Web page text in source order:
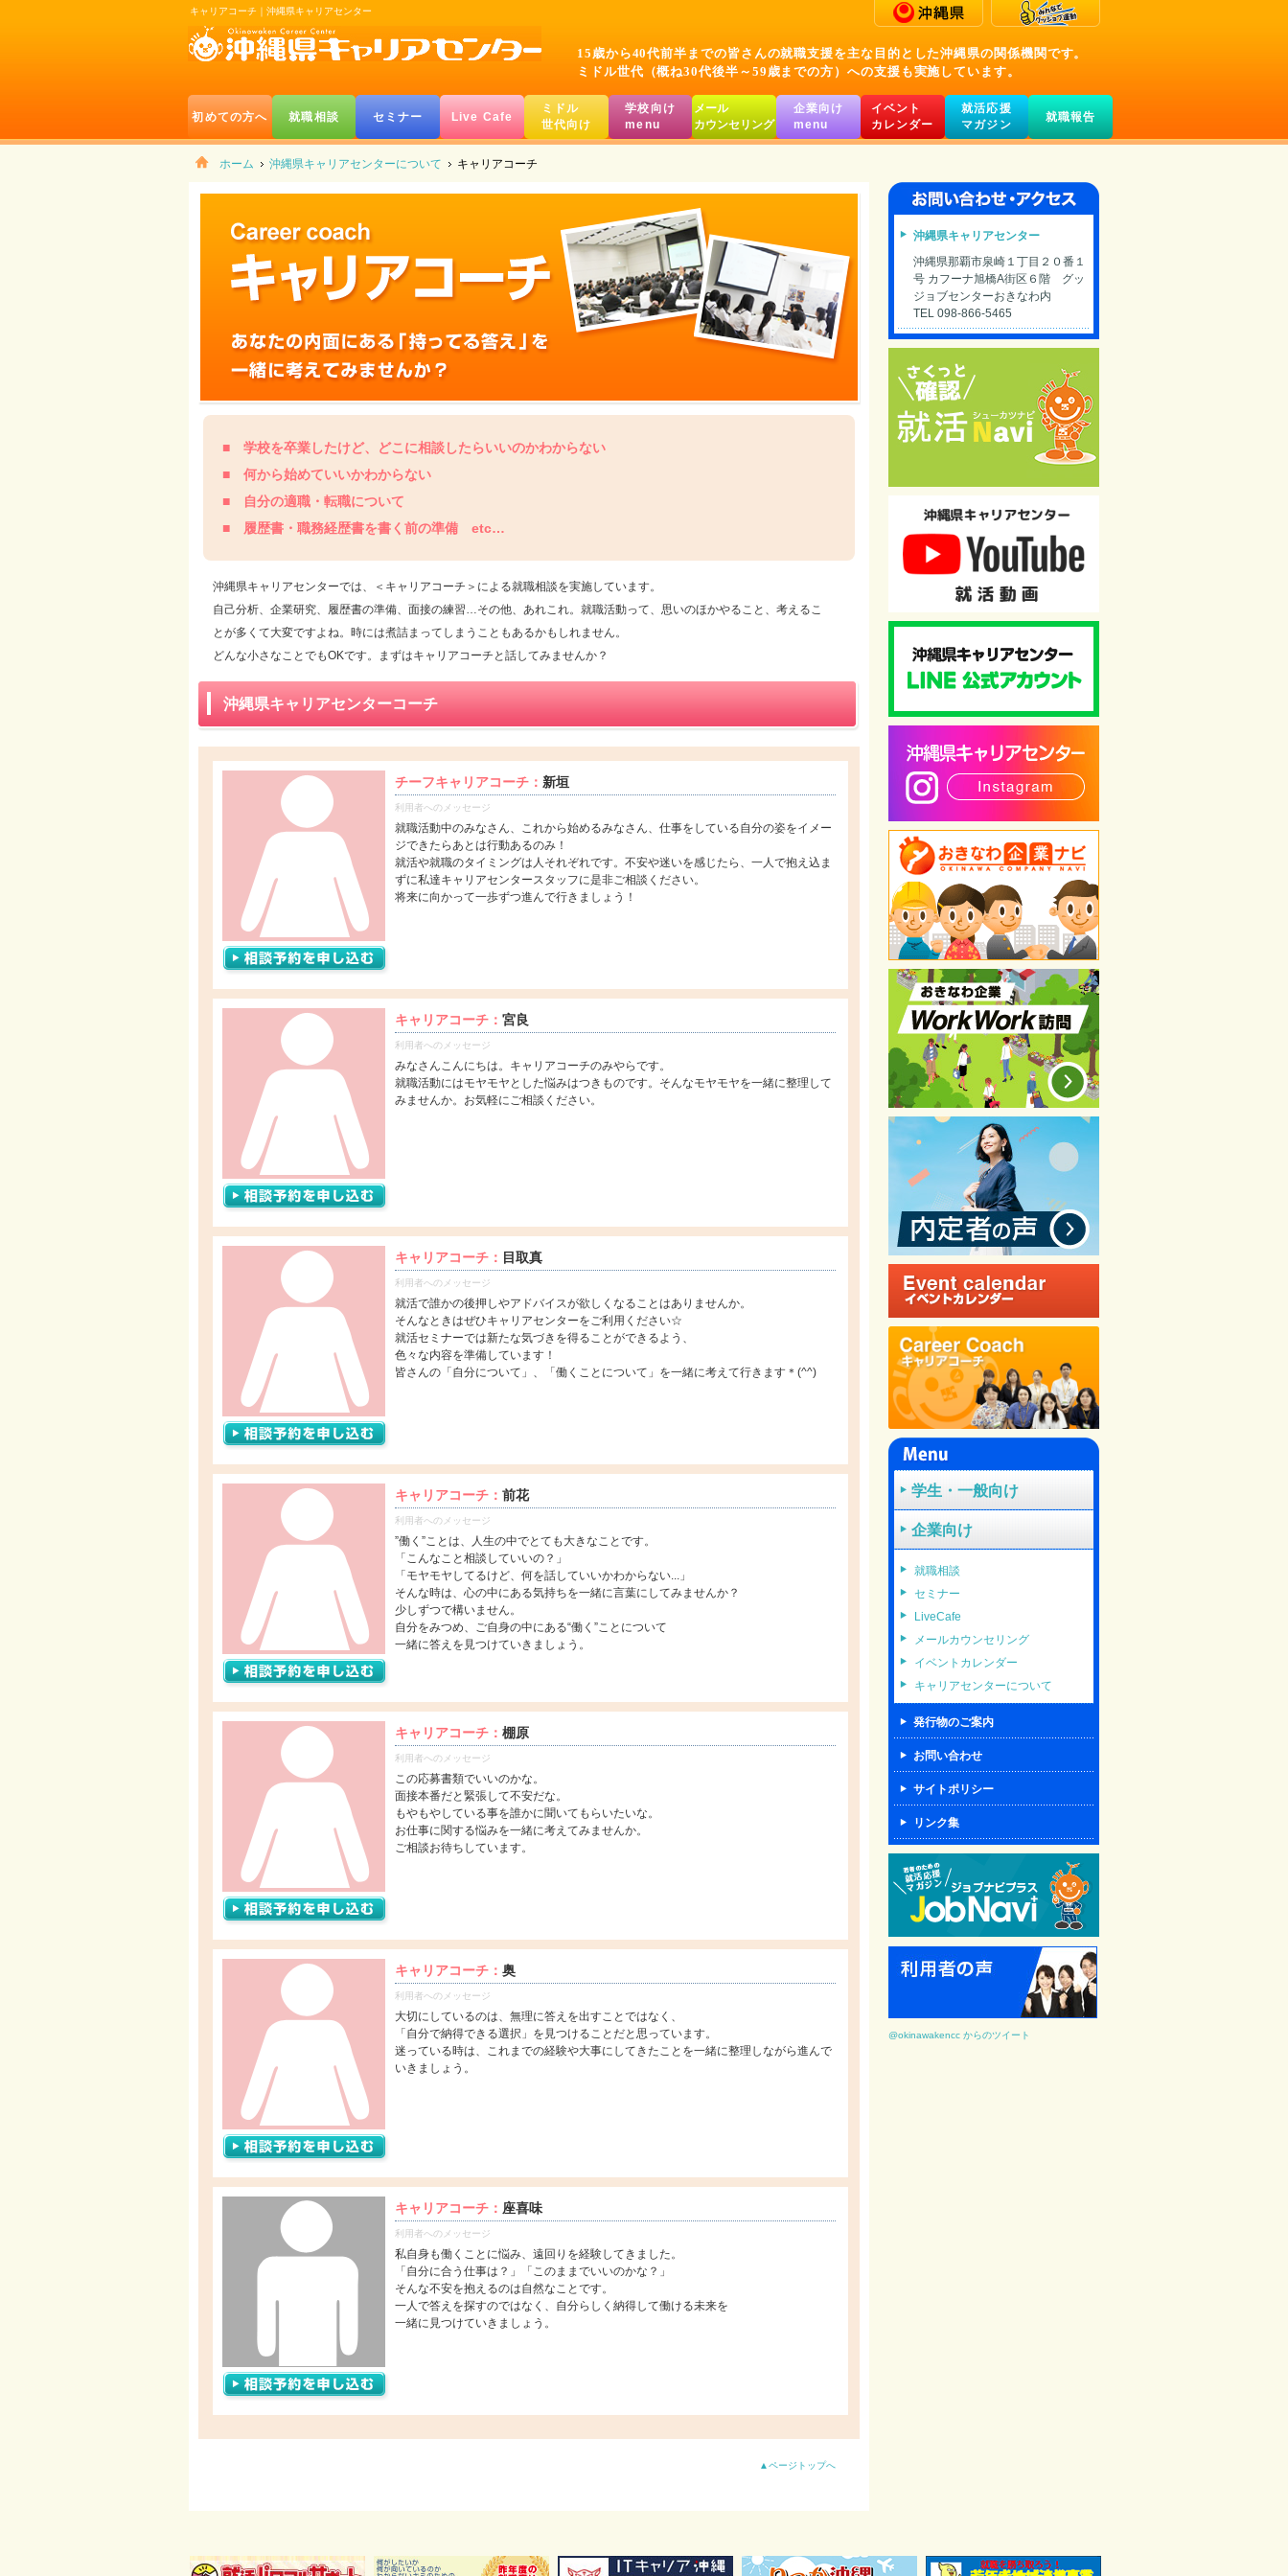
キャリアコーチ｜沖縄県キャリアセンター
15歳から40代前半までの皆さんの就職支援を主な目的とした沖縄県の関係機関です。
ミドル世代（概ね30代後半～59歳までの方）への支援も実施しています。
初めての方へ 就職相談 セミナー Live Cafe
ミドル
世代向け
学校向け
menu
メール
カウンセリング
企業向け
menu
イベント
カレンダー
就活応援
マガジン
就職報告
ホーム 沖縄県キャリアセンターについて キャリアコーチ
■ 学校を卒業したけど、どこに相談したらいいのかわからない
■ 何から始めていいかわからない
■ 自分の適職・転職について
■ 履歴書・職務経歴書を書く前の準備 etc…
沖縄県キャリアセンターでは、＜キャリアコーチ＞による就職相談を実施しています。
自己分析、企業研究、履歴書の準備、面接の練習…その他、あれこれ。就職活動って、思いのほかやること、考えるこ
とが多くて大変ですよね。時には煮詰まってしまうこともあるかもしれません。
どんな小さなことでもOKです。まずはキャリアコーチと話してみませんか？
沖縄県キャリアセンターコーチ
チーフキャリアコーチ： 新垣
利用者へのメッセージ
就職活動中のみなさん、これから始めるみなさん、仕事をしている自分の姿をイメー
ジできたらあとは行動あるのみ！
就活や就職のタイミングは人それぞれです。不安や迷いを感じたら、一人で抱え込ま
ずに私達キャリアセンタースタッフに是非ご相談ください。
将来に向かって一歩ずつ進んで行きましょう！
キャリアコーチ： 宮良
利用者へのメッセージ
みなさんこんにちは。キャリアコーチのみやらです。
就職活動にはモヤモヤとした悩みはつきものです。そんなモヤモヤを一緒に整理して
みませんか。お気軽にご相談ください。
キャリアコーチ： 目取真
利用者へのメッセージ
就活で誰かの後押しやアドバイスが欲しくなることはありませんか。
そんなときはぜひキャリアセンターをご利用ください☆
就活セミナーでは新たな気づきを得ることができるよう、
色々な内容を準備しています！
皆さんの「自分について」、「働くことについて」を一緒に考えて行きます＊(^^)
キャリアコーチ： 前花
利用者へのメッセージ
”働く”ことは、人生の中でとても大きなことです。
「こんなこと相談していいの？」
「モヤモヤしてるけど、何を話していいかわからない...」
そんな時は、心の中にある気持ちを一緒に言葉にしてみませんか？
少しずつで構いません。
自分をみつめ、ご自身の中にある“働く”ことについて
一緒に答えを見つけていきましょう。
キャリアコーチ： 棚原
利用者へのメッセージ
この応募書類でいいのかな。
面接本番だと緊張して不安だな。
もやもやしている事を誰かに聞いてもらいたいな。
お仕事に関する悩みを一緒に考えてみませんか。
ご相談お待ちしています。
キャリアコーチ： 奥
利用者へのメッセージ
大切にしているのは、無理に答えを出すことではなく、
「自分で納得できる選択」を見つけることだと思っています。
迷っている時は、これまでの経験や大事にしてきたことを一緒に整理しながら進んで
いきましょう。
キャリアコーチ： 座喜味
利用者へのメッセージ
私自身も働くことに悩み、遠回りを経験してきました。
「自分に合う仕事は？」「このままでいいのかな？」
そんな不安を抱えるのは自然なことです。
一人で答えを探すのではなく、自分らしく納得して働ける未来を
一緒に見つけていきましょう。
▲ページトップへ
沖縄県キャリアセンター
沖縄県那覇市泉崎１丁目２０番１
号 カフーナ旭橋A街区６階 グッ
ジョブセンターおきなわ内
TEL 098-866-5465
学生・一般向け
企業向け
就職相談
セミナー
LiveCafe
メールカウンセリング
イベントカレンダー
キャリアセンターについて
発行物のご案内
お問い合わせ
サイトポリシー
リンク集
@okinawakencc からのツイート